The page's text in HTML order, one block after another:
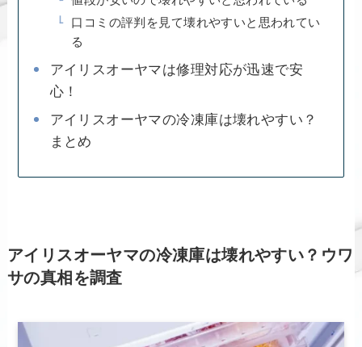
口コミの評判を見て壊れやすいと思われてい
る
アイリスオーヤマは修理対応が迅速で安
心！
アイリスオーヤマの冷凍庫は壊れやすい？
まとめ
アイリスオーヤマの冷凍庫は壊れやすい？ウワ
サの真相を調査